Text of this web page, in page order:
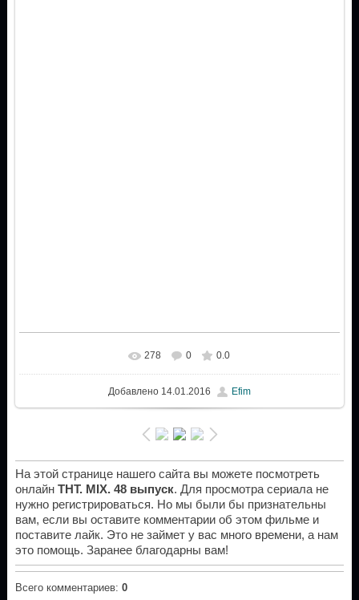
278 0 0.0
Добавлено14.01.2016 Efim
На этой странице нашего сайта вы можете посмотреть
онлайн ТНТ. MIX. 48 выпуск. Для просмотра сериала не
нужно регистрироваться. Но мы были бы признательны
вам, если вы оставите комментарии об этом фильме и
поставите лайк. Это не займет у вас много времени, а нам
это помощь. Заранее благодарны вам!
Всего комментариев: 0